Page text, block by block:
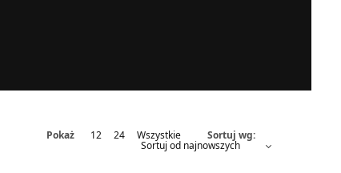
Pokaż 12 24 Wszystkie Sortuj wg: